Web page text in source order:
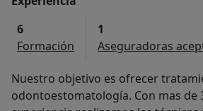
6
Formación
1
Aseguradoras
Nuestro objetivo es ofrecer
odontoestomatología. Con mas de